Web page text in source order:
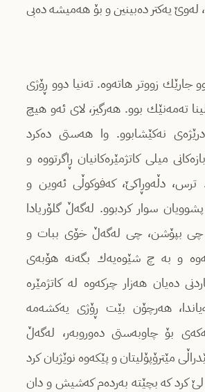
لەوێ یەكتر دەبینین و بۆ هەمیشە دەبی
جارێك زووتر هاتەوە. تەنیا دوو ڕۆژی
تەمەنێك بوو. هەرگیز، لای ئەو هیچ
نەكێشابوو. وا هەستی دەكرد
میلی كاتژمێرەكانیان ڕاگرتووە و
ترس، دڵەوڕاكێ، كەفوكوڵی ئەوین و
سوار كردبوو. لەگەڵ گلۆریادا
چی بپۆشن، چی لەگەڵ خۆی ببات و
و بە چ شێوەیەك بگەنە هۆبەی
دەیان هەزار چركەوە لە كاتژمێرە
هەرچۆن بێت ڕۆژی یەكشەمە
بۆ چاوبەستی دەوروبەر، لەگەڵ
مێترۆپۆلیتان و پێكەوە نوێژیان كرد
لێ كرد كە بچێتە بەردەم كەشیش و دان